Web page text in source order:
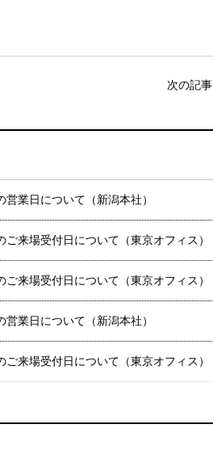
次の記
営業日について（新潟本社）
ご来場受付日について（東京オフィス）
ご来場受付日について（東京オフィス）
営業日について（新潟本社）
ご来場受付日について（東京オフィス）